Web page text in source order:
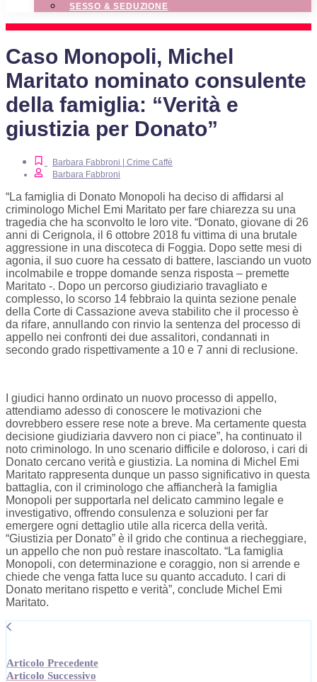
SESSO & SEDUZIONE
Caso Monopoli, Michel
Maritato nominato consulente
della famiglia: “Verità e
giustizia per Donato”
Barbara Fabbroni | Crime Caffè
Barbara Fabbroni
“La famiglia di Donato Monopoli ha deciso di affidarsi al
criminologo Michel Emi Maritato per fare chiarezza su una
tragedia che ha sconvolto le loro vite. “Donato, giovane di 26
anni di Cerignola, il 6 ottobre 2018 fu vittima di una brutale
aggressione in una discoteca di Foggia. Dopo sette mesi di
agonia, il suo cuore ha cessato di battere, lasciando un vuoto
incolmabile e troppe domande senza risposta – premette
Maritato -. Dopo un percorso giudiziario travagliato e
complesso, lo scorso 14 febbraio la quinta sezione penale
della Corte di Cassazione aveva stabilito che il processo è
da rifare, annullando con rinvio la sentenza del processo di
appello nei confronti dei due assalitori, condannati in
secondo grado rispettivamente a 10 e 7 anni di reclusione.
I giudici hanno ordinato un nuovo processo di appello,
attendiamo adesso di conoscere le motivazioni che
dovrebbero essere rese note a breve. Ma certamente questa
decisione giudiziaria davvero non ci piace”, ha continuato il
noto criminologo. In uno scenario difficile e doloroso, i cari di
Donato cercano verità e giustizia. La nomina di Michel Emi
Maritato rappresenta dunque un passo significativo in questa
battaglia, con il criminologo che affiancherà la famiglia
Monopoli per supportarla nel delicato cammino legale e
investigativo, offrendo consulenza e soluzioni per far
emergere ogni dettaglio utile alla ricerca della verità.
“Giustizia per Donato” è il grido che continua a riecheggiare,
un appello che non può restare inascoltato. “La famiglia
Monopoli, con determinazione e coraggio, non si arrende e
chiede che venga fatta luce su quanto accaduto. I cari di
Donato meritano rispetto e verità”, conclude Michel Emi
Maritato.
Articolo Precedente
Articolo Successivo